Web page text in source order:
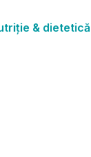
& dietetică